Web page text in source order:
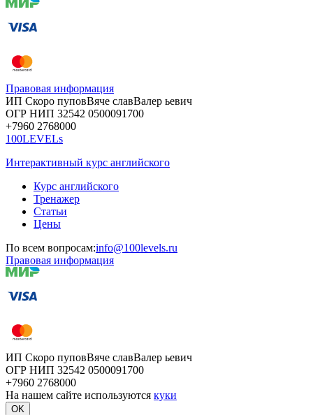
Правовая информация
ИП Скоро пуповВяче славВалер ьевич
ОГР НИП 32542 0500091700
+7960 2768000
100LEVELs
Интерактивный курс английского
Курс английского
Тренажер
Статьи
Цены
По всем вопросам:info@100levels.ru
Правовая информация
ИП Скоро пуповВяче славВалер ьевич
ОГР НИП 32542 0500091700
+7960 2768000
На нашем сайте используются куки
OK